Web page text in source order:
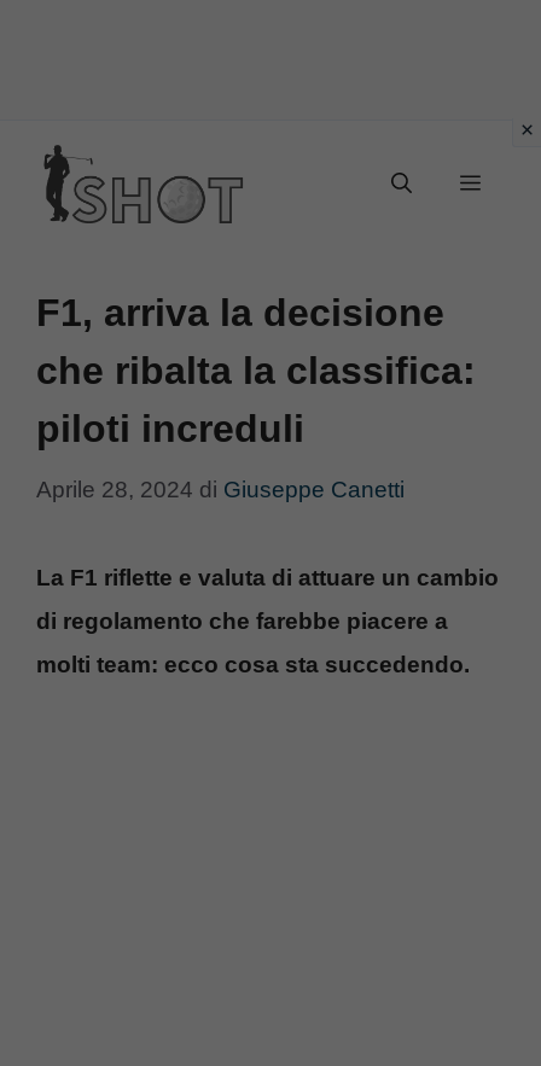
contenuto
Menu
F1, arriva la decisione
che ribalta la classifica:
piloti increduli
Aprile 28, 2024 di Giuseppe Canetti
La F1 riflette e valuta di attuare un cambio
di regolamento che farebbe piacere a
molti team: ecco cosa sta succedendo.